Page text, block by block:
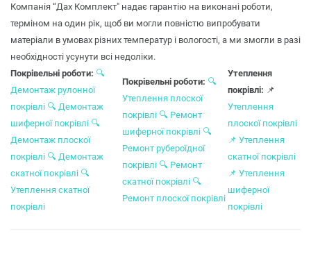
Компанія “Дах Комплект" надає гарантію на виконані роботи,
терміном на один рік, щоб ви могли повністю випробувати
матеріали в умовах різних температур і вологості, а ми змогли в разі
необхідності усунути всі недоліки.
Покрівельні роботи: 🔍
Демонтаж рулонної
покрівлі 🔍 Демонтаж
шиферної покрівлі 🔍
Демонтаж плоскої
покрівлі 🔍 Демонтаж
скатної покрівлі 🔍
Утеплення скатної
покрівлі
Покрівельні роботи: 🔍
Утеплення плоскої
покрівлі 🔍 Ремонт
шиферної покрівлі 🔍
Ремонт рубероїдної
покрівлі 🔍 Ремонт
скатної покрівлі 🔍
Ремонт плоскої покрівлі
Утеплення
покрівлі: 📌
Утеплення
плоскої покрівлі
📌 Утеплення
скатної покрівлі
📌 Утеплення
шиферної
покрівлі